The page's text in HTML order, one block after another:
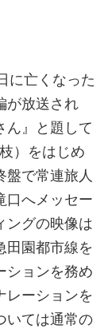
に亡くなった
が放送され
ん』と題して
）をはじめ
盤で常連旅人
口へメッセー
ングの映像は
田園都市線を
ションを務め
レーションを
いては通常の